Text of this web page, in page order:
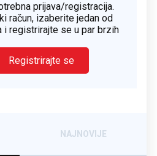
prijava/registracija.
račun, izaberite jedan od
i registrirajte se u par brzih
Registrirajte se
NAJNOVIJE